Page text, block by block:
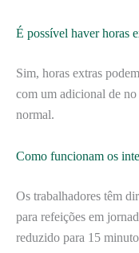
É possível haver horas
Sim, horas extras
com um adicional de
normal.
Como funcionam os
Os trabalhadores têm
para refeições em
reduzido para 15